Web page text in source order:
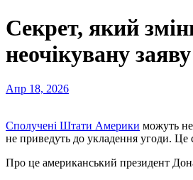
Секрет, який
неочікувану
Апр 18, 2026
Сполучені Штати Америки можуть
не приведуть до укладення угоди. Це
Про це американський президент